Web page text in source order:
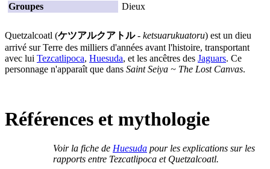
Groupes
Dieux
Quetzalcoatl (ケツアルクアトル- ketsuarukuatoru) est un dieu
arrivé sur Terre des milliers d'années avant l'histoire, transportant
avec lui Tezcatlipoca, Huesuda, et les ancêtres des Jaguars. Ce
personnage n'apparaît que dans Saint Seiya ~ The Lost Canvas.
Références et mythologie
Voir la fiche de Huesuda pour les explications sur les
rapports entre Tezcatlipoca et Quetzalcoatl.